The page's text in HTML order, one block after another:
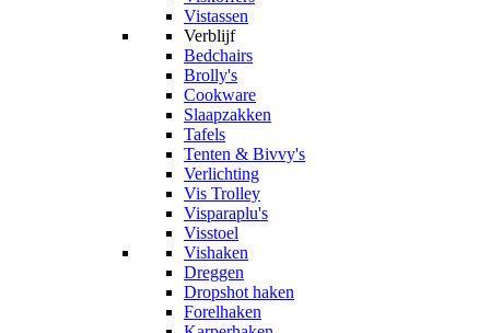
Vistassen
Verblijf
Bedchairs
Brolly's
Cookware
Slaapzakken
Tafels
Tenten & Bivvy's
Verlichting
Vis Trolley
Visparaplu's
Visstoel
Vishaken
Dreggen
Dropshot haken
Forelhaken